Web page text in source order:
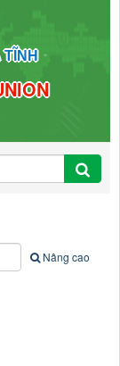
Nâng cao